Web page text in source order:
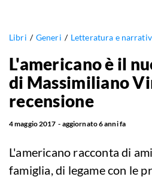
Libri Generi Letteratura e
L'americano è il
di Massimiliano
recensione
4 maggio 2017 aggiornato6 anni fa
L'americano racconta di
famiglia, di legame con le